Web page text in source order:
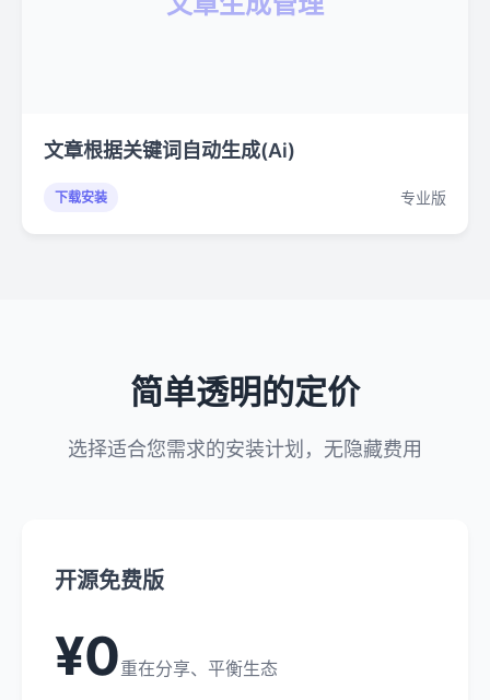
文章根据关键词自动生成(Ai)
下载安装 专业版
简单透明的定价
选择适合您需求的安装计划，无隐藏费用
开源免费版
¥0重在分享、平衡生态